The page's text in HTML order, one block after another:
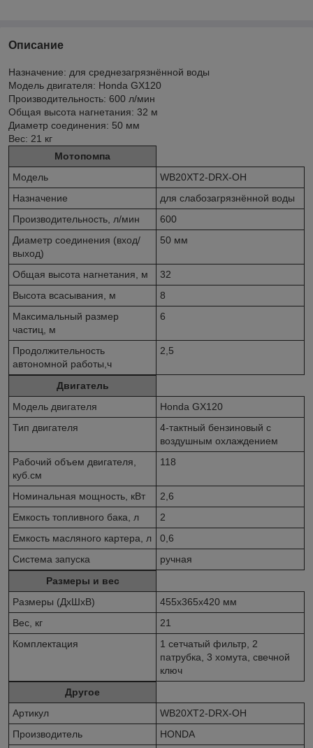
Описание
Назначение: для среднезагрязнённой воды
Модель двигателя: Honda GX120
Производительность: 600 л/мин
Общая высота нагнетания: 32 м
Диаметр соединения: 50 мм
Вес: 21 кг
Мотопомпа
Модель
WB20XT2-DRX-OH
Назначение
для слабозагрязнённой воды
Производительность, л/мин
600
Диаметр соединения (вход/
выход)
50 мм
Общая высота нагнетания, м
32
Высота всасывания, м
8
Максимальный размер
частиц, м
6
Продолжительность
автономной работы,ч
2,5
Двигатель
Модель двигателя
Honda GX120
Тип двигателя
4-тактный бензиновый с
воздушным охлаждением
Рабочий объем двигателя,
куб.см
118
Номинальная мощность, кВт
2,6
Емкость топливного бака, л
2
Емкость масляного картера, л
0,6
Система запуска
ручная
Размеры и вес
Размеры (ДхШхВ)
455х365х420 мм
Вес, кг
21
Комплектация
1 сетчатый фильтр, 2
патрубка, 3 хомута, свечной
ключ
Другое
Артикул
WB20XT2-DRX-OH
Производитель
HONDA